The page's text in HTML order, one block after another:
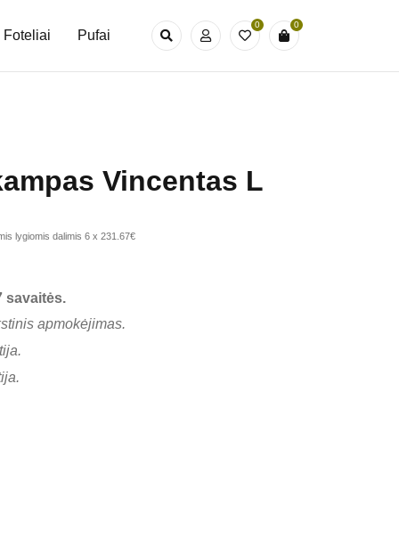
Foteliai Pufai
0 0
Vincentas L
lygiomis dalimis 6 x 231.67€
savaitės.
apmokėjimas.